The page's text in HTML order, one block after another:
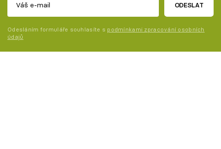
ODESLAT
Odesláním formuláře souhlasíte s podmínkami zpracování osobních
údajů